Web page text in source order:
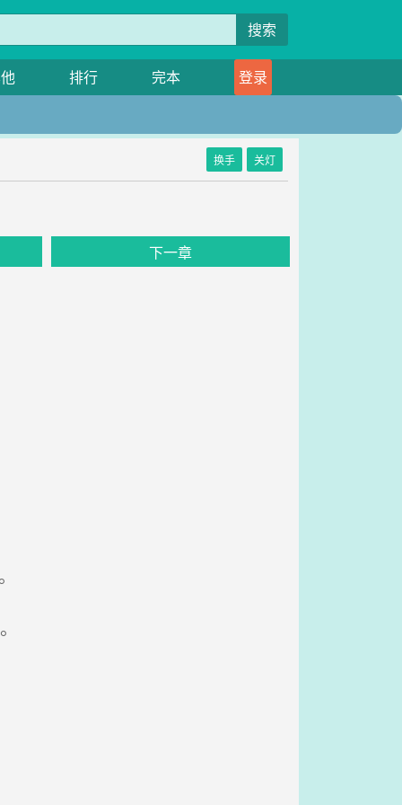
搜索
排行 完本 登录
换手 关灯
下一章